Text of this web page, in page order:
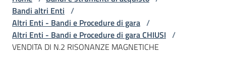
L'Agenzia
Bandi altri Enti /
Altri Enti - Bandi e Procedure di gara /
Altri Enti - Bandi e Procedure di gara CHIUSI /
VENDITA DI N.2 RISONANZE MAGNETICHE